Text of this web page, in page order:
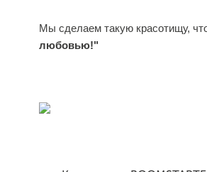
Мы сделаем такую красотищу,
любовью!"